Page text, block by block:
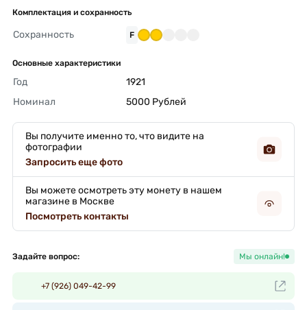
Комплектация и сохранность
Сохранность F
Основные характеристики
Год
1921
Номинал
5000 Рублей
Вы получите именно то, что видите на
фотографии
Запросить еще фото
Вы можете осмотреть эту монету в нашем
магазине в Москве
Посмотреть контакты
Задайте вопрос: Мы онлайн!
+7 (926) 049-42-99